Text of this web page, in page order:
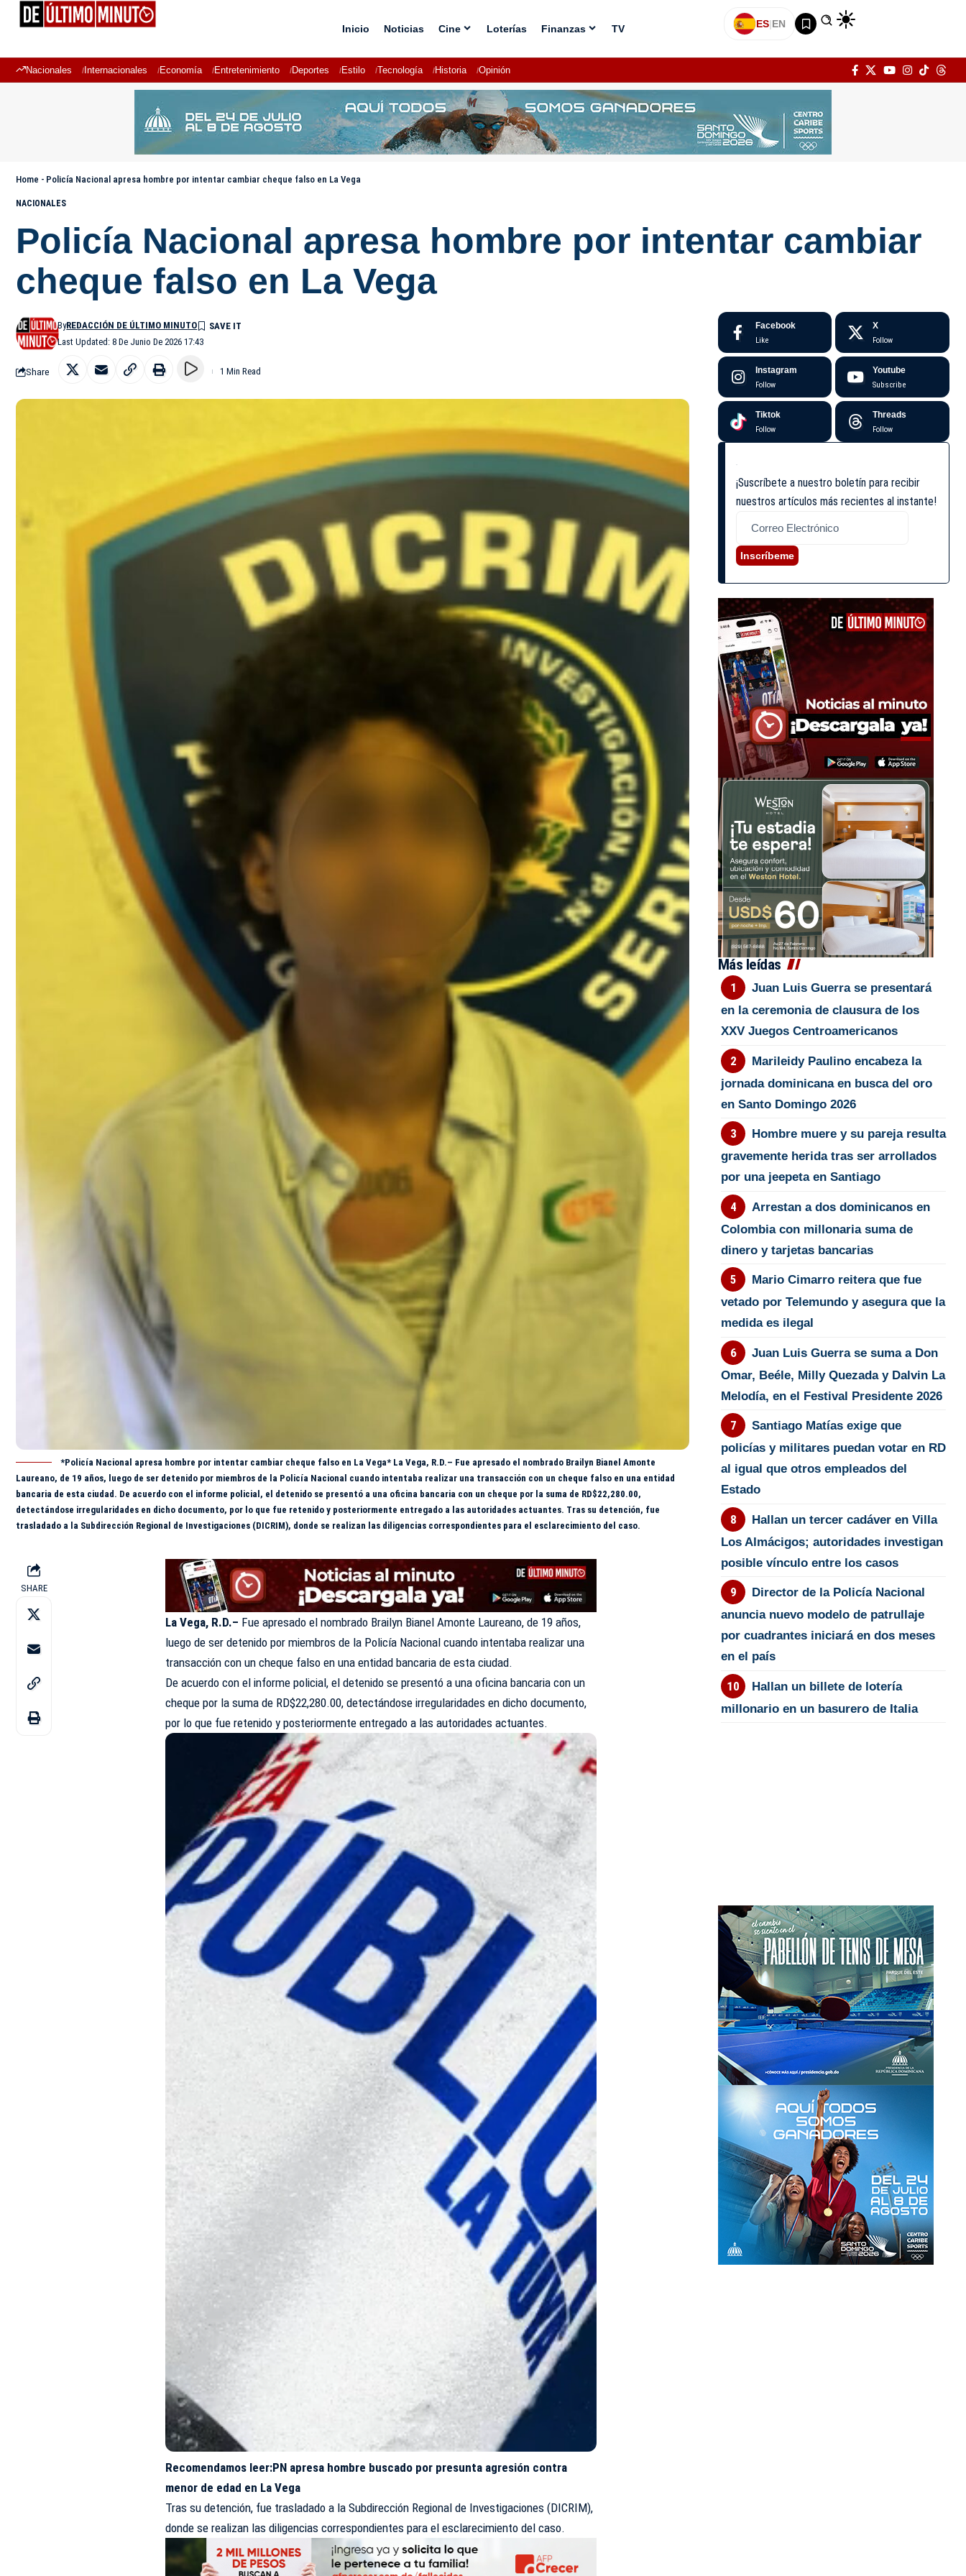
Inicio Noticias Cine Loterías Finanzas TV ES|EN
Nacionales Internacionales Economía Entretenimiento Deportes Estilo Tecnología Historia Opinión
Home - Policía Nacional apresa hombre por intentar cambiar cheque falso en La Vega
NACIONALES
Policía Nacional apresa hombre por intentar cambiar
cheque falso en La Vega
Last Updated: 8 De Junio De 2026 17:43
ByREDACCIÓN DE ÚLTIMO MINUTO
Share 1 Min Read
*Policía Nacional apresa hombre por intentar cambiar cheque falso en La Vega* La Vega, R.D.– Fue apresado el nombrado Brailyn Bianel Amonte
Laureano, de 19 años, luego de ser detenido por miembros de la Policía Nacional cuando intentaba realizar una transacción con un cheque falso en una entidad
bancaria de esta ciudad. De acuerdo con el informe policial, el detenido se presentó a una oficina bancaria con un cheque por la suma de RD$22,280.00,
detectándose irregularidades en dicho documento, por lo que fue retenido y posteriormente entregado a las autoridades actuantes. Tras su detención, fue
trasladado a la Subdirección Regional de Investigaciones (DICRIM), donde se realizan las diligencias correspondientes para el esclarecimiento del caso.
SHARE
La Vega, R.D.– Fue apresado el nombrado Brailyn Bianel Amonte Laureano, de 19 años,
luego de ser detenido por miembros de la Policía Nacional cuando intentaba realizar una
transacción con uncheque falso en una entidad bancaria de esta ciudad.
De acuerdo con el informe policial, el detenido se presentó a una oficina bancaria con un
cheque por la suma de RD$22,280.00, detectándose irregularidades en dicho documento,
por lo que fue retenido y posteriormente entregado a las autoridades actuantes.
Recomendamos leer:PN apresa hombre buscado por presunta agresión contra
menor de edad en La Vega
Tras su detención, fue trasladado a la Subdirección Regional de Investigaciones (DICRIM),
donde se realizan las diligencias correspondientes para el esclarecimiento del caso.
Facebook
Like
X
Follow
Instagram
Follow
Youtube
Subscribe
Tiktok
Follow
Threads
Follow
¡Suscríbete a nuestro boletín para recibir
nuestros artículos más recientes al instante!
Inscríbeme
Más leídas
Juan Luis Guerra se presentará
en la ceremonia de clausura de los
XXV Juegos Centroamericanos
Marileidy Paulino encabeza la
jornada dominicana en busca del oro
en Santo Domingo 2026
Hombre muere y su pareja resulta
gravemente herida tras ser arrollados
por una jeepeta en Santiago
Arrestan a dos dominicanos en
Colombia con millonaria suma de
dinero y tarjetas bancarias
Mario Cimarro reitera que fue
vetado por Telemundo y asegura que la
medida es ilegal
Juan Luis Guerra se suma a Don
Omar, Beéle, Milly Quezada y Dalvin La
Melodía, en el Festival Presidente 2026
Santiago Matías exige que
policías y militares puedan votar en RD
al igual que otros empleados del
Estado
Hallan un tercer cadáver en Villa
Los Almácigos; autoridades investigan
posible vínculo entre los casos
Director de la Policía Nacional
anuncia nuevo modelo de patrullaje
por cuadrantes iniciará en dos meses
en el país
Hallan un billete de lotería
millonario en un basurero de Italia